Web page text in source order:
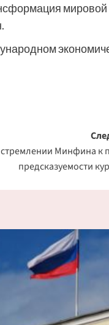
мировой
Минфина к
предсказуемости